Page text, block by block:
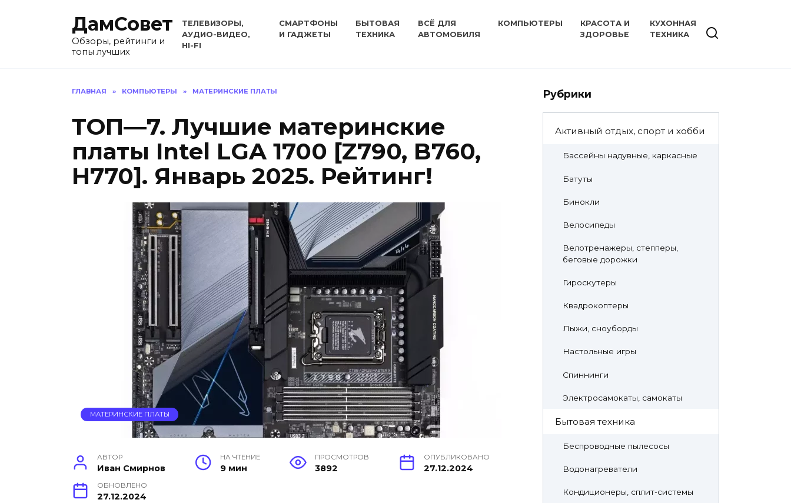
ДамСовет
Обзоры, рейтинги и
топы лучших
ТЕЛЕВИЗОРЫ,
АУДИО-ВИДЕО,
HI-FI
СМАРТФОНЫ
И ГАДЖЕТЫ
БЫТОВАЯ
ТЕХНИКА
ВСЁ ДЛЯ
АВТОМОБИЛЯ
КОМПЬЮТЕРЫ
КРАСОТА И
ЗДОРОВЬЕ
КУХОННАЯ
ТЕХНИКА
ГЛАВНАЯ » КОМПЬЮТЕРЫ » МАТЕРИНСКИЕ ПЛАТЫ
ТОП—7. Лучшие материнские
платы Intel LGA 1700 [Z790, B760,
H770]. Январь 2025. Рейтинг!
МАТЕРИНСКИЕ ПЛАТЫ
АВТОР
Иван Смирнов
НА ЧТЕНИЕ
9 мин
ПРОСМОТРОВ
3892
ОПУБЛИКОВАНО
27.12.2024
ОБНОВЛЕНО
27.12.2024
Рубрики
Активный отдых, спорт и хобби
Бассейны надувные, каркасные
Батуты
Бинокли
Велосипеды
Велотренажеры, степперы,
беговые дорожки
Гироскутеры
Квадрокоптеры
Лыжи, сноуборды
Настольные игры
Спиннинги
Электросамокаты, самокаты
Бытовая техника
Беспроводные пылесосы
Водонагреватели
Кондиционеры, сплит-системы